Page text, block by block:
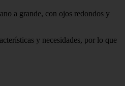
a grande, con ojos redondos y
y necesidades, por lo que